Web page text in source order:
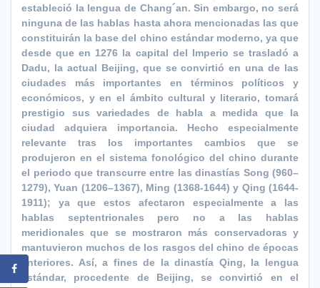
estableció la lengua de Chang´an. Sin embargo, no será
ninguna de las hablas hasta ahora mencionadas las que
constituirán la base del chino estándar moderno, ya que
desde que en 1276 la capital del Imperio se trasladó a
Dadu, la actual Beijing, que se convirtió en una de las
ciudades más importantes en términos políticos y
económicos, y en el ámbito cultural y literario, tomará
prestigio sus variedades de habla a medida que la
ciudad adquiera importancia. Hecho especialmente
relevante tras los importantes cambios que se
produjeron en el sistema fonológico del chino durante
el periodo que transcurre entre las dinastías Song (960–
1279), Yuan (1206–1367), Ming (1368-1644) y Qing (1644-
1911); ya que estos afectaron especialmente a las
hablas septentrionales pero no a las hablas
meridionales que se mostraron más conservadoras y
mantuvieron muchos de los rasgos del chino de épocas
anteriores. Así, a fines de la dinastía Qing, la lengua
estándar, procedente de Beijing, se convirtió en el